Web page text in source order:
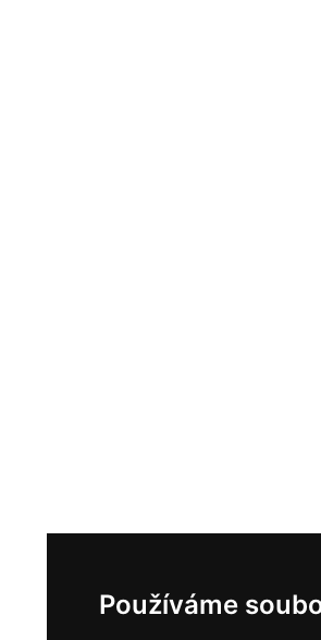
Používáme